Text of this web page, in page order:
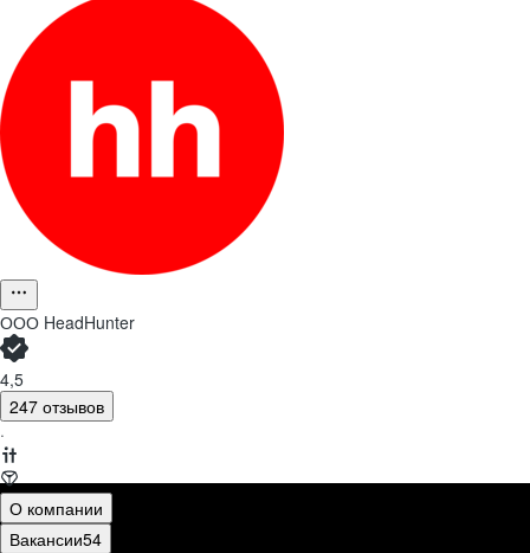
ООО HeadHunter
4,5
247 отзывов
·
О компании
Вакансии54